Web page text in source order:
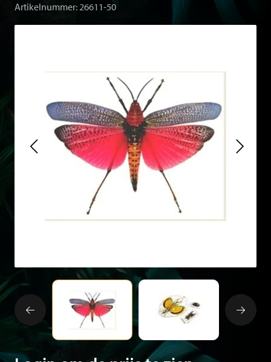
Artikelnummer: 26611-50